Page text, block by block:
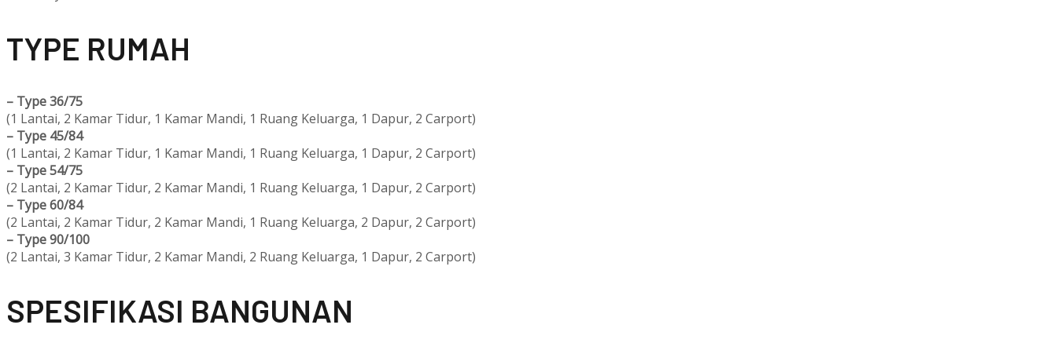
TYPE RUMAH
– Type 36/75
(1 Lantai, 2 Kamar Tidur, 1 Kamar Mandi, 1 Ruang Keluarga, 1 Dapur, 2 Carport)
– Type 45/84
(1 Lantai, 2 Kamar Tidur, 1 Kamar Mandi, 1 Ruang Keluarga, 1 Dapur, 2 Carport)
– Type 54/75
(2 Lantai, 2 Kamar Tidur, 2 Kamar Mandi, 1 Ruang Keluarga, 1 Dapur, 2 Carport)
– Type 60/84
(2 Lantai, 2 Kamar Tidur, 2 Kamar Mandi, 1 Ruang Keluarga, 2 Dapur, 2 Carport)
– Type 90/100
(2 Lantai, 3 Kamar Tidur, 2 Kamar Mandi, 2 Ruang Keluarga, 1 Dapur, 2 Carport)
SPESIFIKASI BANGUNAN